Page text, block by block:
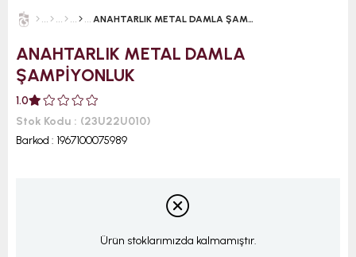
ANAHTARLIK METAL DAMLA ŞAMPİYONLUK
ANAHTARLIK METAL DAMLA
ŞAMPİYONLUK
1.0
Stok Kodu
(23U22U010)
Barkod : 1967100075989
Ürün stoklarımızda kalmamıştır.